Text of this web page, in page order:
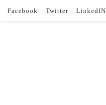
Zum Inhalt springen
Facebook Twitter LinkedIN